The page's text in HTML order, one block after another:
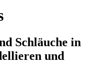
Schläuche in
und